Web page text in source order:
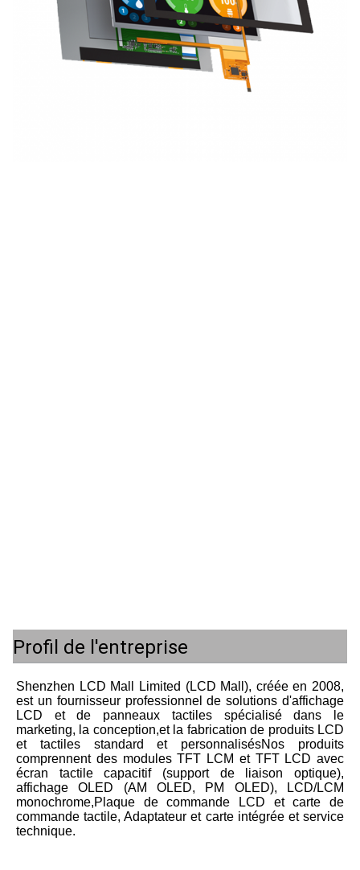
Profil de l'entreprise
Shenzhen LCD Mall Limited (LCD Mall), créée en 2008,
est un fournisseur professionnel de solutions d'affichage
LCD et de panneaux tactiles spécialisé dans le
marketing, la conception,et la fabrication de produits LCD
et tactiles standard et personnalisésNos produits
comprennent des modules TFT LCM et TFT LCD avec
écran tactile capacitif (support de liaison optique),
affichage OLED (AM OLED, PM OLED), LCD/LCM
monochrome,Plaque de commande LCD et carte de
commande tactile, Adaptateur et carte intégrée et service
technique.